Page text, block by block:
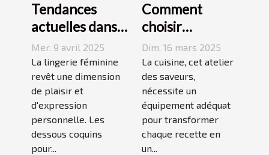
Tendances
actuelles dans
les dessous
coquins pour
femmes
Mer. 9 avril 2025
La lingerie féminine
revêt une dimension
de plaisir et
d'expression
personnelle. Les
dessous coquins
pour...
Comment
choisir
l'équipement
de cuisine idéal
pour vos
recettes
Dim. 16 mars 2025
La cuisine, cet atelier
des saveurs,
nécessite un
équipement adéquat
pour transformer
chaque recette en
un...